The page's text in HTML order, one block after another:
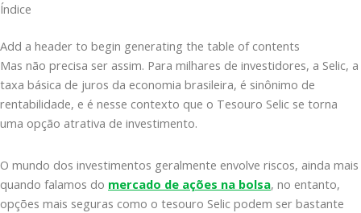
Índice
Add a header to begin generating the table of contents
Mas não precisa ser assim. Para milhares de investidores, a Selic, a
taxa básica de juros da economia brasileira, é sinônimo de
rentabilidade, e é nesse contexto que o Tesouro Selic se torna
uma opção atrativa de investimento.
O mundo dos investimentos geralmente envolve riscos, ainda mais
quando falamos do mercado de ações na bolsa, no entanto,
opções mais seguras como o tesouro Selic podem ser bastante